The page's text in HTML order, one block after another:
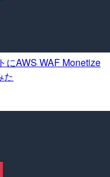
にAWS WAF Monetize
た